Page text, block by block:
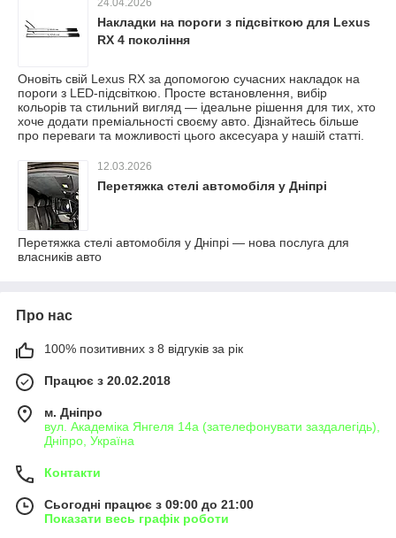
24.04.2026
Накладки на пороги з підсвіткою для Lexus
RX 4 покоління
Оновіть свій Lexus RX за допомогою сучасних накладок на
пороги з LED-підсвіткою. Просте встановлення, вибір
кольорів та стильний вигляд — ідеальне рішення для тих, хто
хоче додати преміальності своєму авто. Дізнайтесь більше
про переваги та можливості цього аксесуара у нашій статті.
12.03.2026
Перетяжка стелі автомобіля у Дніпрі
Перетяжка стелі автомобіля у Дніпрі — нова послуга для
власників авто
Про нас
100% позитивних з 8 відгуків за рік
Працює з 20.02.2018
м. Дніпро
вул. Академіка Янгеля 14а (зателефонувати заздалегідь),
Дніпро, Україна
Контакти
Сьогодні працює з 09:00 до 21:00
Показати весь графік роботи